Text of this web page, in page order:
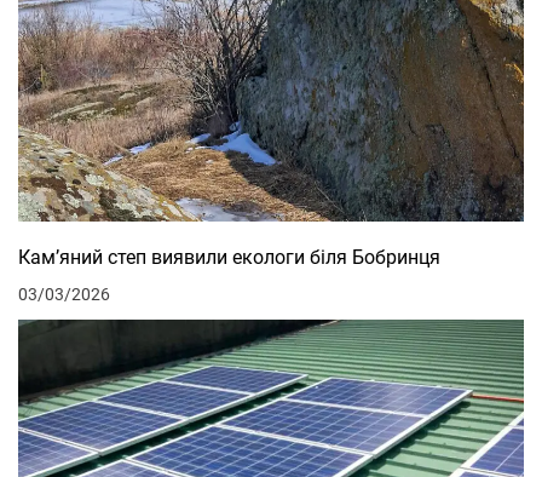
Кам’яний степ виявили екологи біля Бобринця
03/03/2026